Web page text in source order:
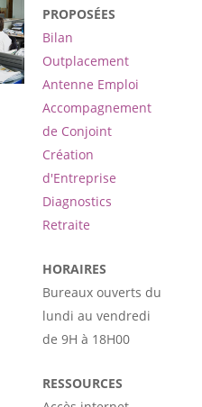
PROPOSÉES
Bilan
Outplacement
Antenne Emploi
Accompagnement
de Conjoint
Création
d'Entreprise
Diagnostics
Retraite
HORAIRES
Bureaux ouverts du
lundi au vendredi
de 9H à 18H00
RESSOURCES